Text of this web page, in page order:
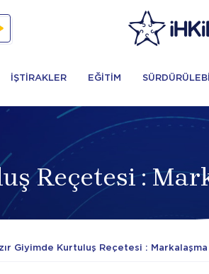
İŞTİRAKLER EĞİTİM
Reçetesi :
Giyimde Kurtuluş Reçetesi :